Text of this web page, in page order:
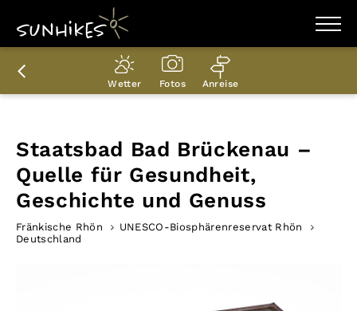
WANDERZIELE
WANDERUNGEN
ENTDECKEN
PLANER
Wetter Fotos Anreise
Staatsbad Bad Brückenau –
Quelle für Gesundheit,
Geschichte und Genuss
Fränkische Rhön
UNESCO-Biosphärenreservat Rhön
Deutschland